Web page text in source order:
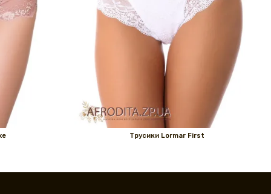
Трусики Lormar First